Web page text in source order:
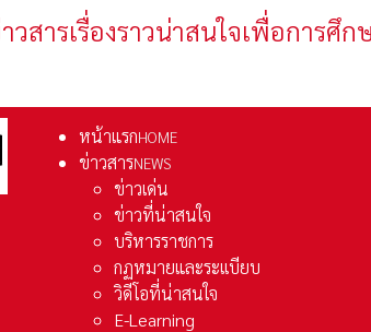
สารเรื่องราวน่าสนใจเพื่อการศึ
หน้าแรกHOME
ข่าวสารNEWS
ข่าวเด่น
ข่าวที่น่าสนใจ
บริหารราชการ
กฏหมายและระเเบียบ
วิดีโอที่น่าสนใจ
E-Learning